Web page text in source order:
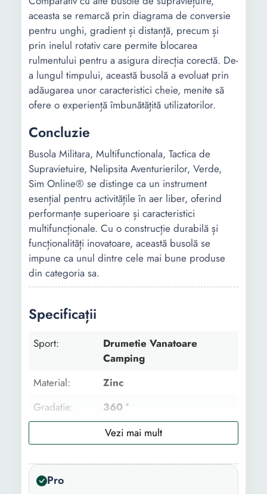
aceasta se remarcă prin diagrama de conversie
pentru unghi, gradient și distanță, precum și
prin inelul rotativ care permite blocarea
rulmentului pentru a asigura direcția corectă. De-
a lungul timpului, această busolă a evoluat prin
adăugarea unor caracteristici cheie, menite să
ofere o experiență îmbunătățită utilizatorilor.
Concluzie
Busola Militara, Multifunctionala, Tactica de
Supravietuire, Nelipsita Aventurierilor, Verde,
Sim Online® se distinge ca un instrument
esențial pentru activitățile în aer liber, oferind
performanțe superioare și caracteristici
multifuncționale. Cu o construcție durabilă și
funcționalități inovatoare, această busolă se
impune ca unul dintre cele mai bune produse
din categoria sa.
Specificații
Sport:
Drumetie Vanatoare
Camping
Material:
Zinc
Gradatie:
360 °
cheie:
Agatatoare Husa inclusa
Culori fluorescente
Centimetru Rezistenta la
Pro